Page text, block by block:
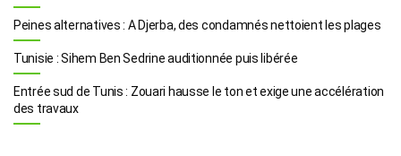
Peines alternatives : A Djerba, des condamnés nettoient les plages
Tunisie : Sihem Ben Sedrine auditionnée puis libérée
Entrée sud de Tunis : Zouari hausse le ton et exige une accélération
des travaux